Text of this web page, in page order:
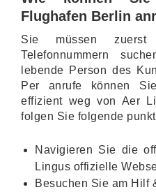
Flughafen Berlin
Sie müssen
Telefonnummern
lebende Person des
Per anrufe können
effizient weg von Aer
folgen Sie folgende
Navigieren Sie die
Lingus offizielle
Besuchen Sie am Hilf